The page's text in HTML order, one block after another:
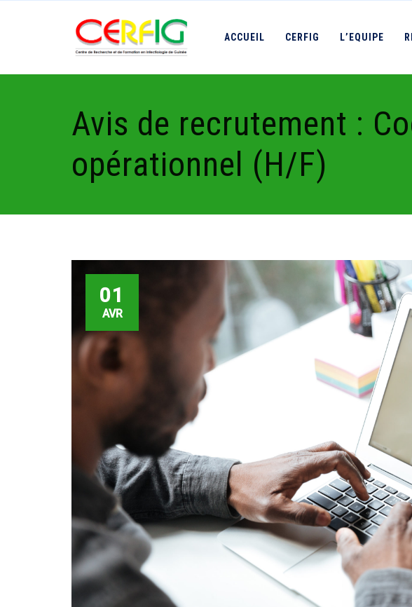
ACCUEIL CERFIG L’EQUIPE
Avis de recrutement :
opérationnel (H/F)
01
AVR